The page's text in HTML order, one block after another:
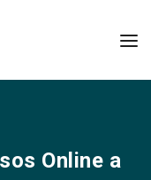
Online a